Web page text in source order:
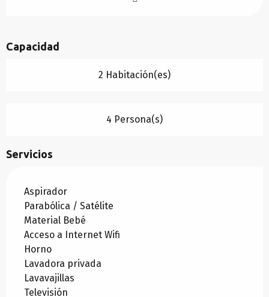
Capacidad
2 Habitación(es)
4 Persona(s)
Servicios
Aspirador
Parabólica / Satélite
Material Bebé
Acceso a Internet Wifi
Horno
Lavadora privada
Lavavajillas
Televisión